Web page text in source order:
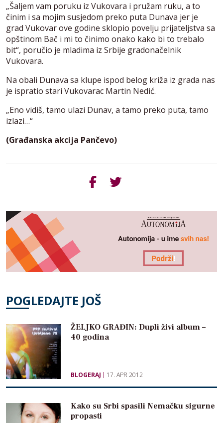
„Šaljem vam poruku iz Vukovara i pružam ruku, a to
činim i sa mojim susjedom preko puta Dunava jer je
grad Vukovar ove godine sklopio povelju prijateljstva sa
opštinom Bač i mi to činimo onako kako bi to trebalo
bit“, poručio je mladima iz Srbije gradonačelnik
Vukovara.
Na obali Dunava sa klupe ispod belog križa iz grada nas
je ispratio stari Vukovarac Martin Nedić.
„Eno vidiš, tamo ulazi Dunav, a tamo preko puta, tamo
izlazi…“
(Građanska akcija Pančevo)
POGLEDAJTE JOŠ
ŽELJKO GRAĐIN: Dupli živi album –
40 godina
BLOGERAJ 17. APR 2012
Kako su Srbi spasili Nemačku sigurne
propasti